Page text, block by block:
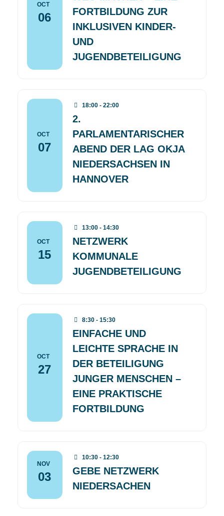
OCT
06
FORTBILDUNG ZUR
INKLUSIVEN KINDER-
UND
JUGENDBETEILIGUNG
OCT
07
18:00 - 22:00
2.
PARLAMENTARISCHER
ABEND DER LAG OKJA
NIEDERSACHSEN IN
HANNOVER
OCT
15
13:00 - 14:30
NETZWERK
KOMMUNALE
JUGENDBETEILIGUNG
OCT
27
8:30 - 15:30
EINFACHE UND
LEICHTE SPRACHE IN
DER BETEILIGUNG
JUNGER MENSCHEN –
EINE PRAKTISCHE
FORTBILDUNG
NOV
03
10:30 - 12:30
GEBE NETZWERK
NIEDERSACHEN